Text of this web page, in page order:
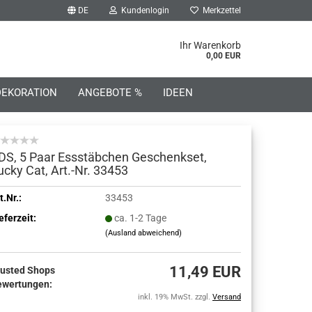
DE Kundenlogin
erstellen
vergessen?
Merkzettel
Ihr Warenkorb
0,00 EUR
ANGEBOTE % IDEEN
5 Paar Essstäbchen Geschenkset,
Cat, Art.-Nr. 33453
33453
ca. 1-2 Tage
(Ausland abweichend)
Shops
11,49 EUR
inkl. 19% MwSt. zzgl. Versand